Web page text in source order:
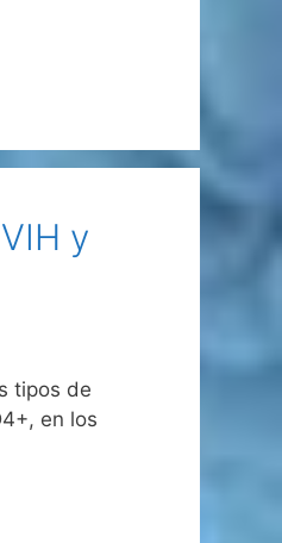
y
tipos de
en los